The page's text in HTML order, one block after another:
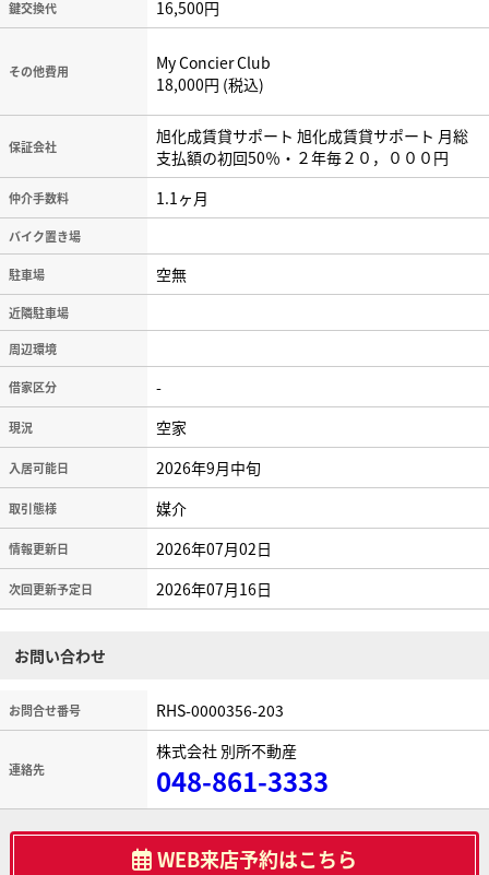
鍵交換代 16,500円
その他費用
My Concier Club
18,000円 税込
保証会社
旭化成賃貸サポート 旭化成賃貸サポート 月総
支払額の初回50％・２年毎２０，０００円
仲介手数料 1.1ヶ月
バイク置き場
駐車場 空無
近隣駐車場
周辺環境
借家区分 -
現況 空家
入居可能日 2026年9月中旬
取引態様 媒介
情報更新日 2026年07月02日
次回更新予定日 2026年07月16日
お問い合わせ
お問合せ番号 RHS-0000356-203
連絡先
株式会社 別所不動産
048-861-3333
WEB来店予約はこちら